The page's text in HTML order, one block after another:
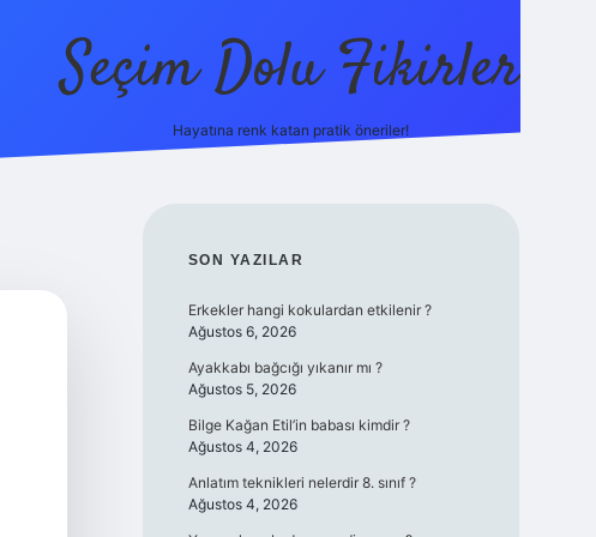
Seçim Dolu Fikirler
Hayatına renk katan pratik öneriler!
SIDEBAR
SON YAZILAR
Erkekler hangi kokulardan etkilenir ?
Ağustos 6, 2026
Ayakkabı bağcığı yıkanır mı ?
Ağustos 5, 2026
Bilge Kağan Etil’in babası kimdir ?
Ağustos 4, 2026
Anlatım teknikleri nelerdir 8. sınıf ?
Ağustos 4, 2026